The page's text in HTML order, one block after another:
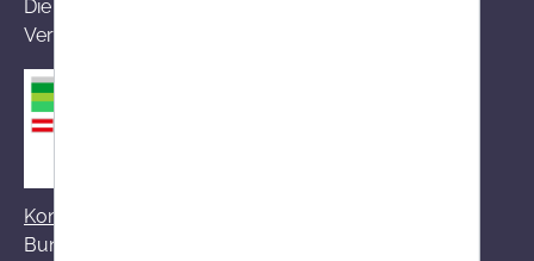
Die von Ihnen aufgerufene Versandapotheke ist im
Versandapothekenregister des BASG registriert
Kontakt zum BASG
Bundesamt für Sicherheit im Gesundheitswesen